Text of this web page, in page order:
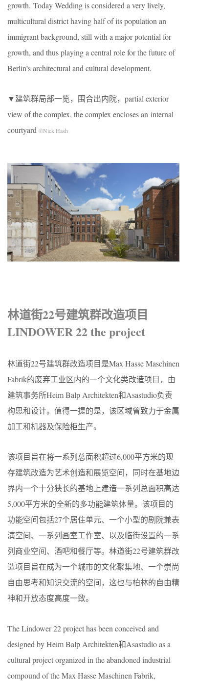
growth. Today Wedding is considered a very lively,
multicultural district having half of its population an
immigrant background, still with a major potential for
growth, and thus playing a central role for the future of
Berlin’s architectural and cultural development.
▼建筑群局部一览，围合出内院，partial exterior
view of the complex, the complex encloses an internal
courtyard ©Nick Hash
林道街22号建筑群改造项目
LINDOWER 22 the project
林道街22号建筑群改造项目是Max Hasse Maschinen
Fabrik的废弃工业区内的一个文化类改造项目，由
建筑事务所Heim Balp Architekten和Asastudio负责
构思和设计。值得一提的是，该区域曾致力于金属
加工和机器及保险柜生产。
该项目旨在将一系列总面积超过6,000平方米的现
存建筑改造为艺术创造和展览空间，同时在基地边
界内一个十分狭长的基地上建造一系列总面积高达
5,000平方米的全新的多功能建筑体量。该项目的
功能空间包括27个居住单元、一个小型的剧院兼表
演空间、一系列画室工作室、以及临街设置的一系
列商业空间、酒吧和餐厅等。林道街22号建筑群改
造项目旨在成为一个城市的文化聚集地、一个崇尚
自由思考和知识交流的空间，这也与柏林的自由精
神和开放态度高度一致。
The Lindower 22 project has been conceived and
designed by Heim Balp Architekten和Asastudio as a
cultural project organized in the abandoned industrial
compound of the Max Hasse Maschinen Fabrik,